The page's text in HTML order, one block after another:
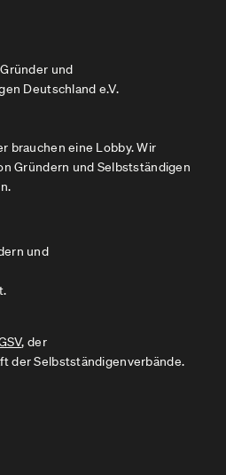
und
Deutschland e.V.
brauchen eine Lobby. Wir
Gründern und Selbstständigen
und
, der
der Selbstständigenverbände.